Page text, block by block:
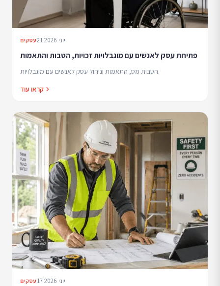
עסקים 21 יוני 2026
פתיחת עסק לאנשים עם מוגבלויות זכויות, הטבות והתאמות
הטבות מס, התאמות וניהול עסק לאנשים עם מוגבלויות.
קראו עוד
עסקים 17 יוני 2026